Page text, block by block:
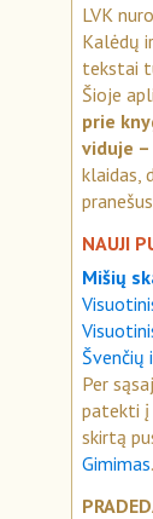
LVK
Kalėdų
tekstai
Šioje
prie
viduje
klaidas,
NAUJI
Mišių
Švenčių
Per
patekti į
skirtą
Gimimas.